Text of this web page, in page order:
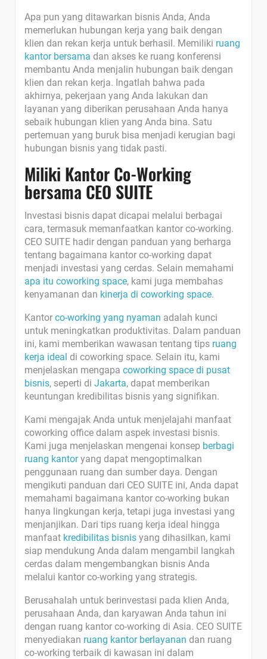
Apa pun yang ditawarkan bisnis Anda, Anda
memerlukan hubungan kerja yang baik dengan
klien dan rekan kerja untuk berhasil. Memiliki ruang
kantor bersama dan akses ke ruang konferensi
membantu Anda menjalin hubungan baik dengan
klien dan rekan kerja. Ingatlah bahwa pada
akhirnya, pekerjaan yang Anda lakukan dan
layanan yang diberikan perusahaan Anda hanya
sebaik hubungan klien yang Anda bina. Satu
pertemuan yang buruk bisa menjadi kerugian bagi
hubungan bisnis yang tidak pasti.
Miliki Kantor Co-Working
bersama CEO SUITE
Investasi bisnis dapat dicapai melalui berbagai
cara, termasuk memanfaatkan kantor co-working.
CEO SUITE hadir dengan panduan yang berharga
tentang bagaimana kantor co-working dapat
menjadi investasi yang cerdas. Selain memahami
apa itu coworking space, kami juga membahas
kenyamanan dan kinerja di coworking space.
Kantor co-working yang nyaman adalah kunci
untuk meningkatkan produktivitas. Dalam panduan
ini, kami memberikan wawasan tentang tips ruang
kerja ideal di coworking space. Selain itu, kami
menjelaskan mengapa coworking space di pusat
bisnis, seperti di Jakarta, dapat memberikan
keuntungan kredibilitas bisnis yang signifikan.
Kami mengajak Anda untuk menjelajahi manfaat
coworking office dalam aspek investasi bisnis.
Kami juga menjelaskan mengenai konsep berbagi
ruang kantoryang dapat mengoptimalkan
penggunaan ruang dan sumber daya. Dengan
mengikuti panduan dari CEO SUITE ini, Anda dapat
memahami bagaimana kantor co-working bukan
hanya lingkungan kerja, tetapi juga investasi yang
menjanjikan. Dari tips ruang kerja ideal hingga
manfaat kredibilitas bisnis yang dihasilkan, kami
siap mendukung Anda dalam mengambil langkah
cerdas dalam mengembangkan bisnis Anda
melalui kantor co-working yang strategis.
Berusahalah untuk berinvestasi pada klien Anda,
perusahaan Anda, dan karyawan Anda tahun ini
dengan ruang kantor co-working di Asia. CEO SUITE
menyediakan ruang kantor berlayanan dan ruang
co-working terbaik di kawasan ini dalam